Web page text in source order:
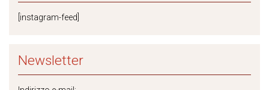
[instagram-feed]
Newsletter